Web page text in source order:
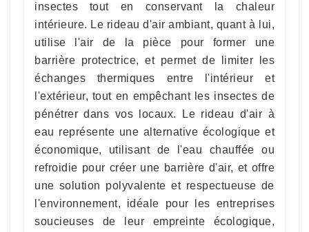
insectes tout en conservant la chaleur
intérieure. Le rideau d'air ambiant, quant à lui,
utilise l'air de la pièce pour former une
barrière protectrice, et permet de limiter les
échanges thermiques entre l'intérieur et
l'extérieur, tout en empêchant les insectes de
pénétrer dans vos locaux. Le rideau d'air à
eau représente une alternative écologique et
économique, utilisant de l'eau chauffée ou
refroidie pour créer une barrière d'air, et offre
une solution polyvalente et respectueuse de
l'environnement, idéale pour les entreprises
soucieuses de leur empreinte écologique,